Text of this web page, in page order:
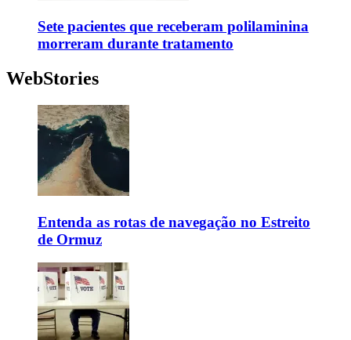
Sete pacientes que receberam polilaminina
morreram durante tratamento
WebStories
Entenda as rotas de navegação no Estreito
de Ormuz